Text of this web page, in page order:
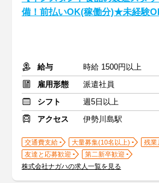
備！前払いOK(稼働分)★未経験
給与
時給 1500円以上
雇用形態
派遣社員
シフト
週5日以上
アクセス
伊勢川島駅
交通費支給 大量募集(10名以上)
残業
友達と応募歓迎
第二新卒歓迎
株式会社ナガハの求人一覧を見る